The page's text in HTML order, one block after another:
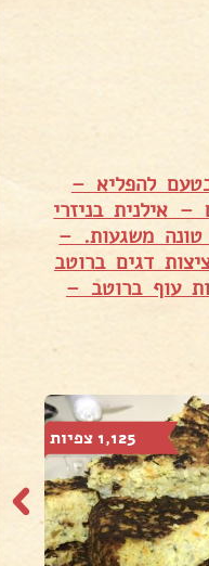
להפליא –
– אילנית בניזרי
טונה משגעות. –
דגים ברוטב
עוף ברוטב –
1,125 צפיות